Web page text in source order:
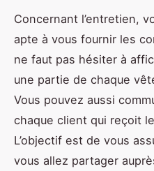
Concernant l’entretien,
apte à vous fournir les
ne faut pas hésiter à
une partie de chaque
Vous pouvez aussi
chaque client qui reçoit
L’objectif est de vous
vous allez partager